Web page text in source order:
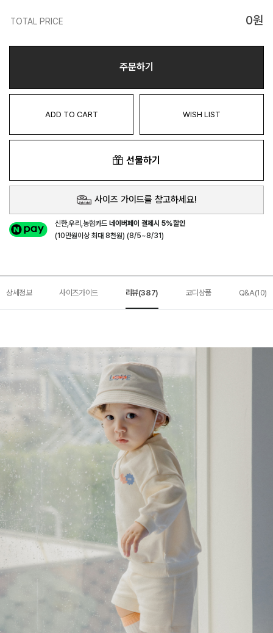
TOTAL PRICE 0원
주문하기
ADD TO CART WISH LIST
선물하기
사이즈 가이드를 참고하세요!
신한,우리,농협카드네이버페이 결제시 5%할인
(10만원이상 최대 8천원) (8/5~8/31)
상세정보 사이즈가이드 리뷰(387) 코디상품 Q&A(10)